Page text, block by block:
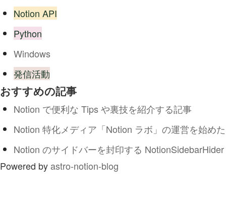
Notion API
Python
Windows
発信活動
おすすめの記事
Notion で便利な Tips や裏技を紹介する記事
Notion 特化メディア「Notion ラボ」の運営を始めた
Notion のサイドバーを封印する NotionSidebarHider
Powered byastro-notion-blog